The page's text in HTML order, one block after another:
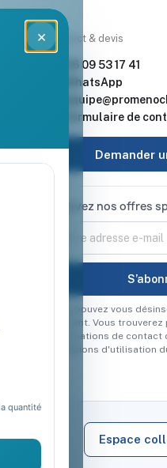
×
quantité
Contact & devis
06 09 53 17 41
WhatsApp
Formulaire de
Demander
Recevez nos offres
Vous pouvez vous
moment. Vous
informations de contact
conditions d'utilisation
Espace